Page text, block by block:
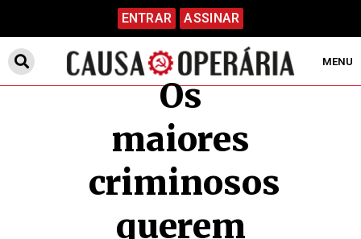
ENTRAR ASSINAR
MENU
Os
maiores
criminosos
querem